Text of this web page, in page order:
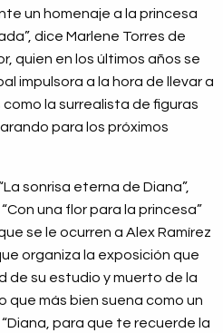
un homenaje a la princesa
dice Marlene Torres de
quien en los últimos años se
impulsora a la hora de llevar a
la surrealista de figuras
para los próximos
sonrisa eterna de Diana”,
una flor para la princesa”
se le ocurren a Alex Ramírez
organiza la exposición que
de su estudio y muerto de la
que más bien suena como un
para que te recuerde la